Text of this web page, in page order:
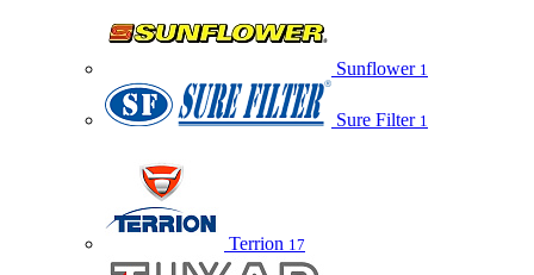
Sunflower 1
Sure Filter 1
Terrion 17